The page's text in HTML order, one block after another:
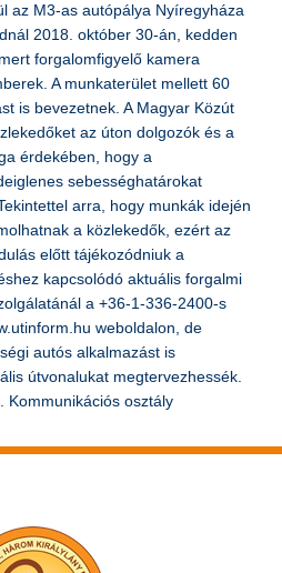
az M3-as autópálya Nyíregyháza
2018. október 30-án, kedden
forgalomfigyelő kamera
A munkaterület mellett 60
is bevezetnek. A Magyar Közút
az úton dolgozók és a
érdekében, hogy a
sebességhatárokat
arra, hogy munkák idején
a közlekedők, ezért az
előtt tájékozódniuk a
kapcsolódó aktuális forgalmi
a +36-1-336-2400-s
weboldalon, de
autós alkalmazást is
útvonalukat megtervezhessék.
Kommunikációs osztály